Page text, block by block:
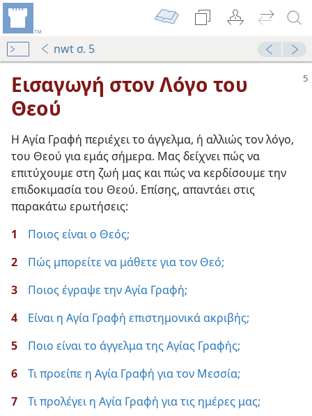
nwt σ. 5
Εισαγωγή στον Λόγο του
Θεού
Η Αγία Γραφή περιέχει το άγγελμα, ή αλλιώς τον λόγο,
του Θεού για εμάς σήμερα. Μας δείχνει πώς να
επιτύχουμε στη ζωή μας και πώς να κερδίσουμε την
επιδοκιμασία του Θεού. Επίσης, απαντάει στις
παρακάτω ερωτήσεις:
1
Ποιος είναι ο Θεός;
2
Πώς μπορείτε να μάθετε για τον Θεό;
3
Ποιος έγραψε την Αγία Γραφή;
4
Είναι η Αγία Γραφή επιστημονικά ακριβής;
5
Ποιο είναι το άγγελμα της Αγίας Γραφής;
6
Τι προείπε η Αγία Γραφή για τον Μεσσία;
7
Τι προλέγει η Αγία Γραφή για τις ημέρες μας;